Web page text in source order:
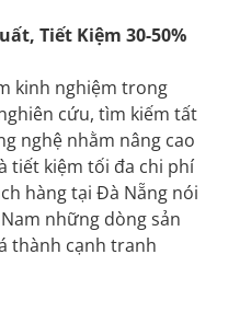
Tiết Kiệm 30-50%
kinh nghiệm trong
cứu, tìm kiếm tất
nghệ nhằm nâng cao
tiết kiệm tối đa chi phí
hàng tại Đà Nẵng nói
những dòng sản
thành cạnh tranh